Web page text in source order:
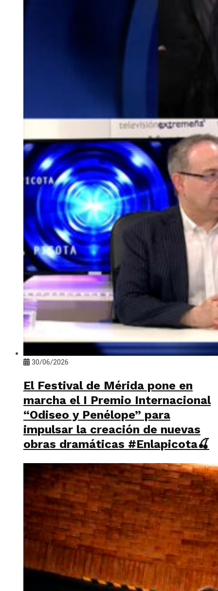
30/06/2026
El Festival de Mérida pone en
marcha el I Premio Internacional
“Odiseo y Penélope” para
impulsar la creación de nuevas
obras dramáticas #Enlapicota🍒